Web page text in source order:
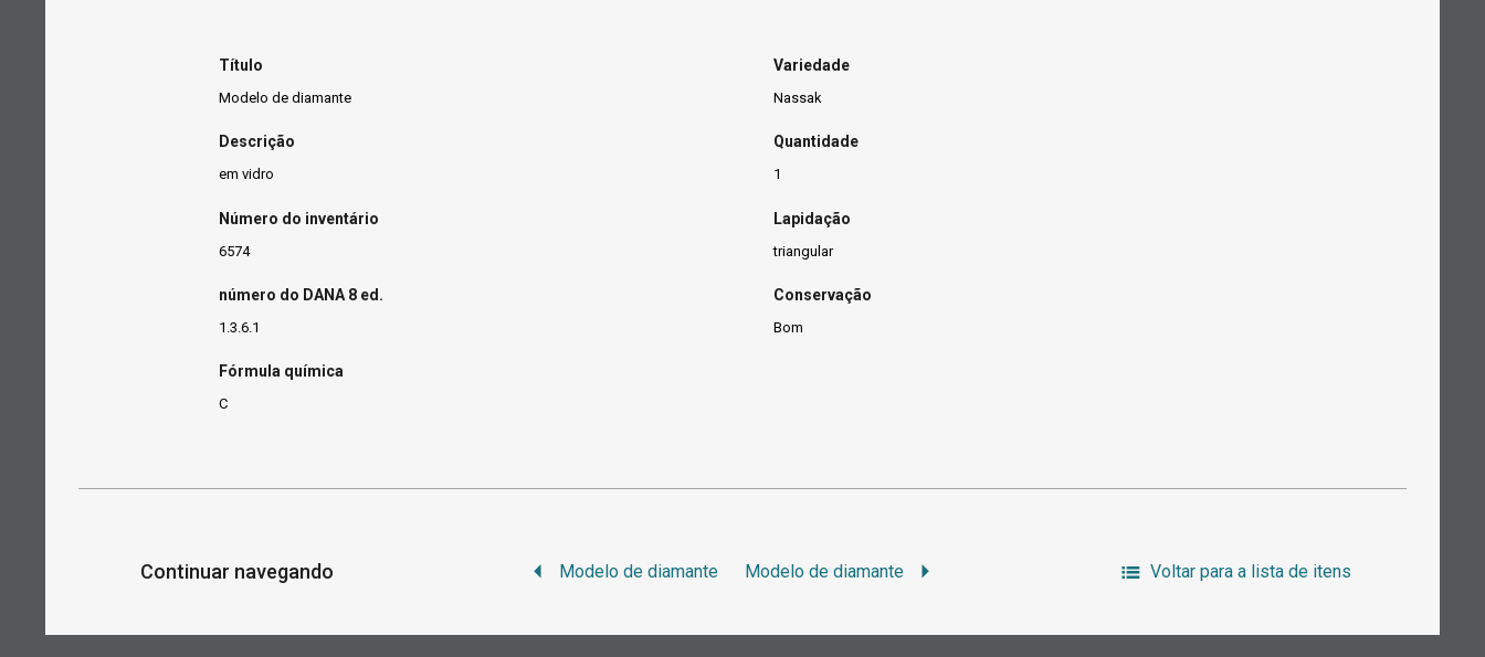
Título
Modelo de diamante
Descrição
em vidro
Número do inventário
6574
número do DANA 8 ed.
1.3.6.1
Fórmula química
C
Variedade
Nassak
Quantidade
1
Lapidação
triangular
Conservação
Bom
Continuar navegando Modelo de diamante Modelo de diamante Voltar para a lista de itens